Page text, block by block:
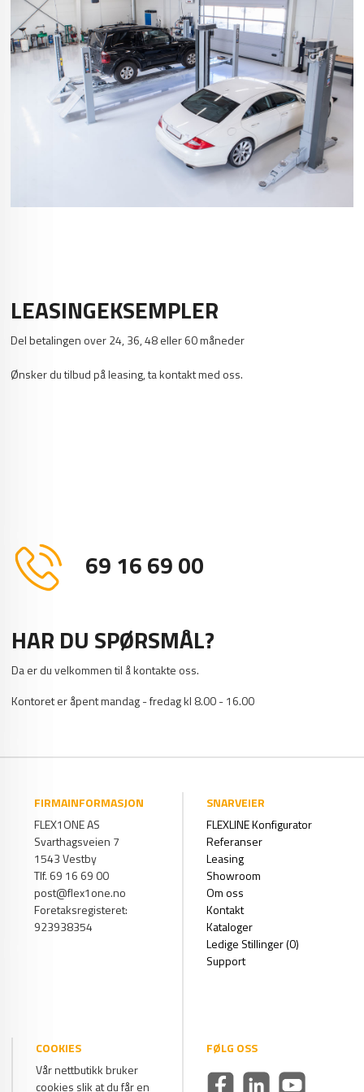
LEASINGEKSEMPLER
Del betalingen over 24, 36, 48 eller 60 måneder
Ønsker du tilbud på leasing, ta kontakt med oss.
69 16 69 00
HAR DU SPØRSMÅL?
Da er du velkommen til å kontakte oss.
Kontoret er åpent mandag - fredag kl 8.00 - 16.00
FIRMAINFORMASJON
FLEX1ONE AS
Svarthagsveien 7
1543 Vestby
Tlf. 69 16 69 00
post@flex1one.no
Foretaksregisteret:
923938354
SNARVEIER
FLEXLINE Konfigurator
Referanser
Leasing
Showroom
Om oss
Kontakt
Kataloger
Ledige Stillinger (0)
Support
COOKIES
Vår nettbutikk bruker
cookies slik at du får en
FØLG OSS